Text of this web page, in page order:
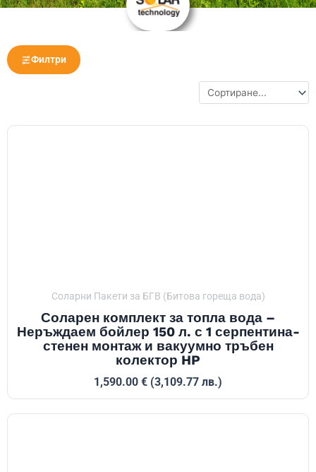
Филтри
Соларни Пакети за БГВ (Битова гореща вода)
Соларен комплект за топла вода –
Неръждаем бойлер 150 л. с 1 серпентина-
стенен монтаж и вакуумно тръбен
колектор HP
1,590.00 € (3,109.77 лв.)